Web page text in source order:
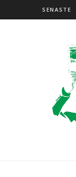
SENASTE